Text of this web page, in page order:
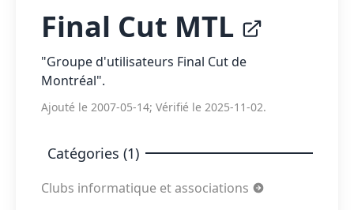
Final Cut MTL
"Groupe d'utilisateurs Final Cut de
Montréal".
Ajouté le 2007-05-14; Vérifié le 2025-11-02.
Catégories (1)
Clubs informatique et associations